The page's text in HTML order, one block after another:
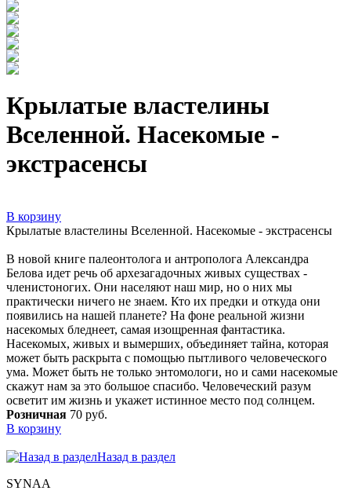
Крылатые властелины
Вселенной. Насекомые -
экстрасенсы
В корзину
Крылатые властелины Вселенной. Насекомые - экстрасенсы
В новой книге палеонтолога и антрополога Александра
Белова идет речь об архезагадочных живых существах -
членистоногих. Они населяют наш мир, но о них мы
практически ничего не знаем. Кто их предки и откуда они
появились на нашей планете? На фоне реальной жизни
насекомых бледнеет, самая изощренная фантастика.
Насекомых, живых и вымерших, объединяет тайна, которая
может быть раскрыта с помощью пытливого человеческого
ума. Может быть не только энтомологи, но и сами насекомые
скажут нам за это большое спасибо. Человеческий разум
осветит им жизнь и укажет истинное место под солнцем.
Розничная 70 руб.
В корзину
Назад в раздел
SYNAA